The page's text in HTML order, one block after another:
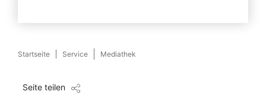
Startseite Service Mediathek
Seite teilen